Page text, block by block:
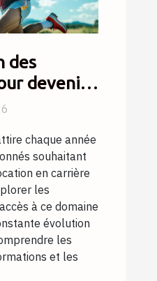
des
devenir
chaque année
souhaitant
en carrière
les
à ce domaine
évolution
les
et les